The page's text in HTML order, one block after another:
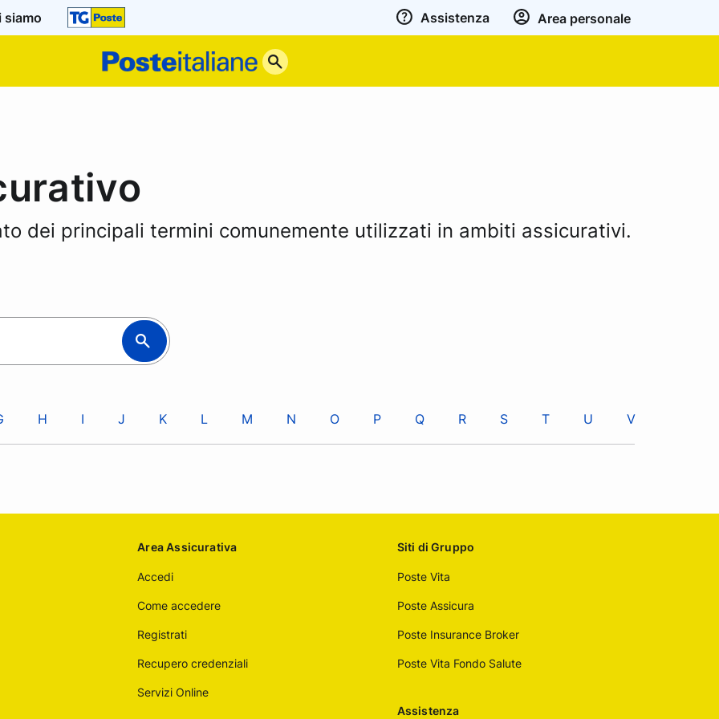
siamo Assistenza Area personale
Poste
Italiane
dei principali termini comunemente utilizzati in ambiti assicurativi.
H I J K L M N O P Q R S T U V
Area Assicurativa
Accedi
Come accedere
Registrati
Recupero credenziali
Servizi Online
Siti di Gruppo
Poste Vita
Poste Assicura
Poste Insurance Broker
Poste Vita Fondo Salute
Assistenza